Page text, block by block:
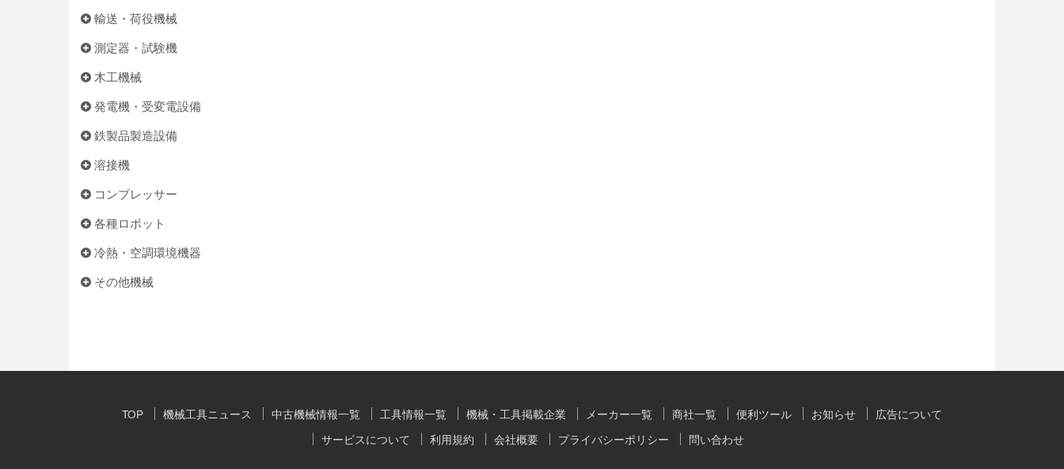
輸送・荷役機械
測定器・試験機
木工機械
発電機・受変電設備
鉄製品製造設備
溶接機
コンプレッサー
各種ロボット
冷熱・空調環境機器
その他機械
TOP 機械工具ニュース 中古機械情報一覧 工具情報一覧 機械・工具掲載企業 メーカー一覧 商社一覧 便利ツール お知らせ
広告について
サービスについて
利用規約 会社概要 プライバシーポリシー 問い合わせ